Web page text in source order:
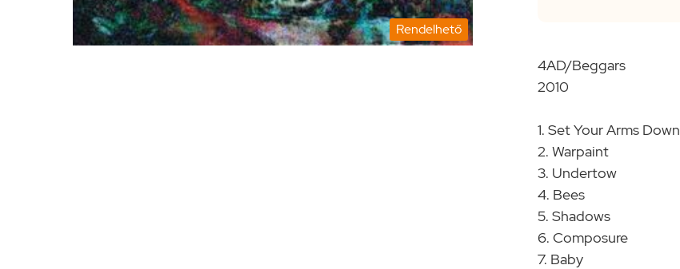
Rendelhető
4AD/Beggars
2010
1. Set Your Arms Down
2. Warpaint
3. Undertow
4. Bees
5. Shadows
6. Composure
7. Baby